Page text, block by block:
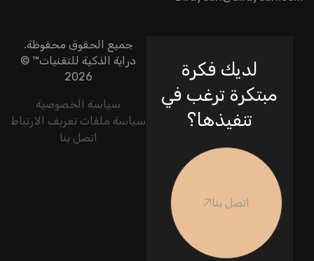
جميع الحقوق محفوظة.
دراية الذكية للتقنيات™ ©
2026
سياسة الخصوصية
سياسة ملفات تعريف الارتباط
اتصل بنا
لديك فكرة
مبتكرة ترغب في
تنفيذها؟
اتصل بنا